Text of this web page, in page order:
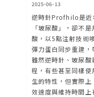
2025-06-13
逆時針Profhilo是近
「玻尿酸」，卻不
酸，以5點注射技術
彈力蛋白同步重建，
雖然逆時針、玻尿
程，有些甚至同樣
生的特性，但實際
效速度與維持時間